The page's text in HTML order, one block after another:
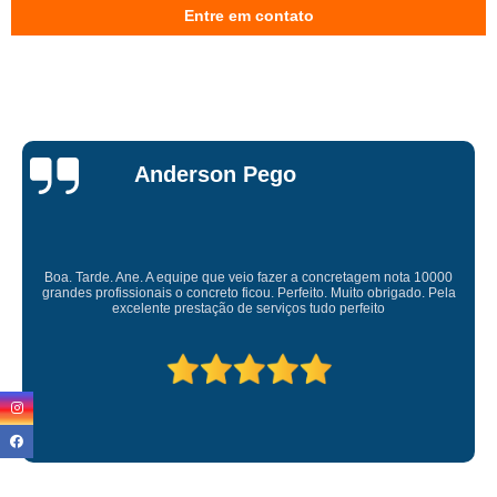
onde encontro concretagem de laje treliçada Água Branca
concretagem de laje treliçada valor Imirim
concretagem de vigas Perus
concretagem de piso Itaim Paulista
concretagem de piso preço Jardim São Paulo
concretagem de escada valor Raposo Tavares
Entre em contato
Miriam Ruti
Gostaria de expressar minha sincera gratidão pelo excelente serviço
prestado. É gratificante contar com uma empresa comprometida e pessoas
competente. Obrigado